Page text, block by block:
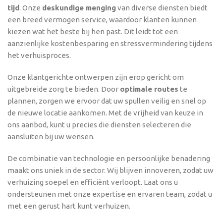
tijd. Onze deskundige mengingvan diverse diensten biedt
een breed vermogen service, waardoor klanten kunnen
kiezen wat het beste bij hen past. Dit leidt tot een
aanzienlijke kostenbesparing en stressvermindering tijdens
het verhuisproces.
Onze klantgerichte ontwerpen zijn erop gericht om
uitgebreide zorg te bieden. Door optimale routes te
plannen, zorgen we ervoor dat uw spullen veilig en snel op
de nieuwe locatie aankomen. Met de vrijheid van keuze in
ons aanbod, kunt u precies die diensten selecteren die
aansluiten bij uw wensen.
De combinatie van technologie en persoonlijke benadering
maakt ons uniek in de sector. Wij blijven innoveren, zodat uw
verhuizing soepel en efficiënt verloopt. Laat ons u
ondersteunen met onze expertise en ervaren team, zodat u
met een gerust hart kunt verhuizen.